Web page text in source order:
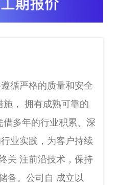
循严格的质量和安全
， 拥有成熟可靠的
多年的行业积累、深
业实践，为客户持续
关 注前沿技术，保持
备。公司自 成立以